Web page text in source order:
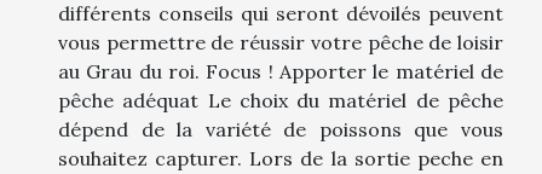
différents conseils qui seront dévoilés peuvent
vous permettre de réussir votre pêche de loisir
au Grau du roi. Focus ! Apporter le matériel de
pêche adéquat Le choix du matériel de pêche
dépend de la variété de poissons que vous
souhaitez capturer. Lors de la sortie peche en